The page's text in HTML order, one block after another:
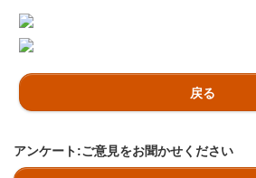
戻る
アンケート:ご意見をお聞かせください